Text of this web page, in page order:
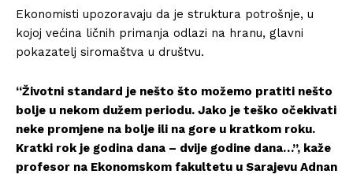
Ekonomisti upozoravaju da je struktura potrošnje, u
kojoj većina ličnih primanja odlazi na hranu, glavni
pokazatelj siromaštva u društvu.
“Životni standard je nešto što možemo pratiti nešto
bolje u nekom dužem periodu. Jako je teško očekivati
neke promjene na bolje ili na gore u kratkom roku.
Kratki rok je godina dana – dvije godine dana…”, kaže
profesor na Ekonomskom fakultetu u Sarajevu Adnan